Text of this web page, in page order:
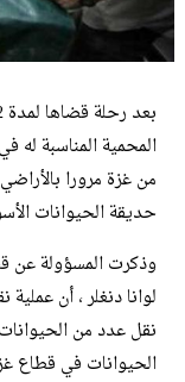
المحمية المناسبة
من غزة مرورا
حديقة الحيوانات
وذكرت المسؤولة عن
لوانا دنغلر ، أن
نقل عدد من
الحيوانات في قطاع